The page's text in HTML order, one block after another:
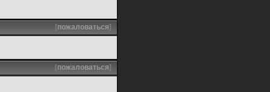
[пожаловаться]
[пожаловаться]